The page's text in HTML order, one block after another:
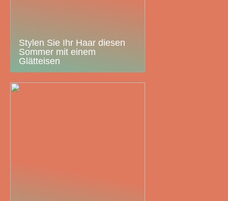
Stylen Sie Ihr Haar diesen
Sommer mit einem
Glätteisen